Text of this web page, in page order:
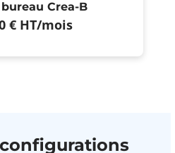
Crea-B
€ HT/mois